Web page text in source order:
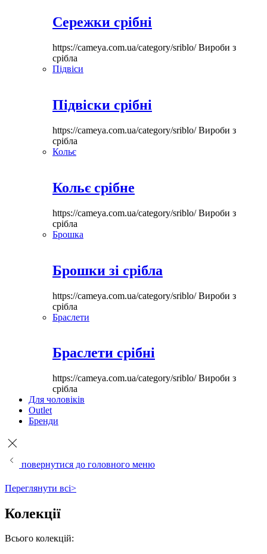
Сережки срібні
https://cameya.com.ua/category/sriblo/Вироби з
срібла
Підвіси
Підвіски срібні
https://cameya.com.ua/category/sriblo/Вироби з
срібла
Кольє
Кольє срібне
https://cameya.com.ua/category/sriblo/Вироби з
срібла
Брошка
Брошки зі срібла
https://cameya.com.ua/category/sriblo/Вироби з
срібла
Браслети
Браслети срібні
https://cameya.com.ua/category/sriblo/Вироби з
срібла
Для чоловіків
Outlet
Бренди
повернутися до головного меню
Переглянути всі>
Колекції
Всього колекцій: